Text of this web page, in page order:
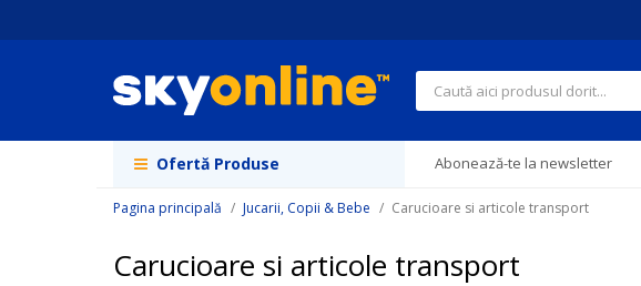
la
Căutare
Ofertă Produse Abonează-te la newsletter
Pagina principală Jucarii, Copii & Bebe Carucioare si articole transport
Carucioare si articole transport